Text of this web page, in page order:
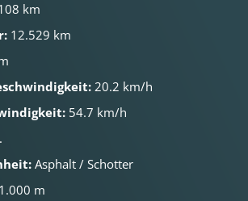
km
12.529 km
20.2 km/h
54.7 km/h
Asphalt / Schotter
1.000 m